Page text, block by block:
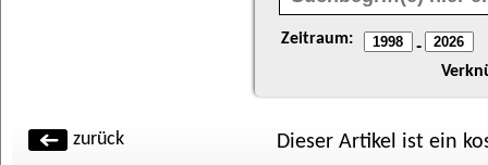
Zeitraum: -
zurück Dieser Artikel ist ein